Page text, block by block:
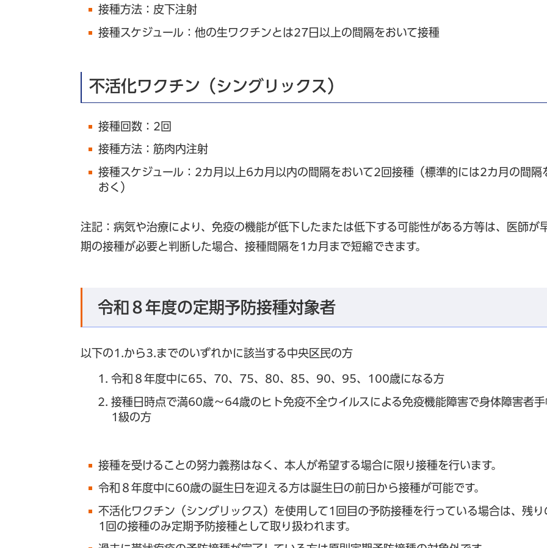
接種方法：皮下注射
接種スケジュール：他の生ワクチンとは27日以上の間隔をおいて接種
不活化ワクチン（シングリックス）
接種回数：2回
接種方法：筋肉内注射
接種スケジュール：2カ月以上6カ月以内の間隔をおいて2回接種（標準的には2カ月の間隔
おく）
注記：病気や治療により、免疫の機能が低下したまたは低下する可能性がある方等は、医師が
期の接種が必要と判断した場合、接種間隔を1カ月まで短縮できます。
令和８年度の定期予防接種対象者
以下の1.から3.までのいずれかに該当する中央区民の方
令和８年度中に65、70、75、80、85、90、95、100歳になる方
接種日時点で満60歳～64歳のヒト免疫不全ウイルスによる免疫機能障害で身体障害者
1級の方
接種を受けることの努力義務はなく、本人が希望する場合に限り接種を行います。
令和８年度中に60歳の誕生日を迎える方は誕生日の前日から接種が可能です。
不活化ワクチン（シングリックス）を使用して1回目の予防接種を行っている場合は、残り
1回の接種のみ定期予防接種として取り扱われます。